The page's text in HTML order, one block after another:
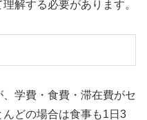
解する必要があります。
学費・食費・滞在費がセ
どの場合は食事も1日3